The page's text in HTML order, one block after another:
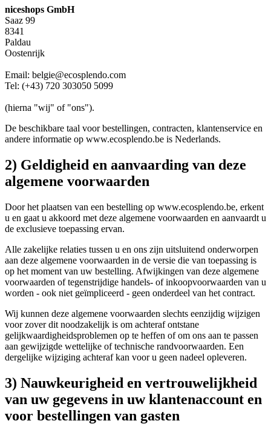
niceshops GmbH
Saaz 99
8341
Paldau
Oostenrijk
Email: belgie@ecosplendo.com
Tel: (+43) 720 303050 5099
(hierna "wij" of "ons").
De beschikbare taal voor bestellingen, contracten, klantenservice en
andere informatie op www.ecosplendo.be is Nederlands.
2) Geldigheid en aanvaarding van deze
algemene voorwaarden
Door het plaatsen van een bestelling op www.ecosplendo.be, erkent
u en gaat u akkoord met deze algemene voorwaarden en aanvaardt u
de exclusieve toepassing ervan.
Alle zakelijke relaties tussen u en ons zijn uitsluitend onderworpen
aan deze algemene voorwaarden in de versie die van toepassing is
op het moment van uw bestelling. Afwijkingen van deze algemene
voorwaarden of tegenstrijdige handels- of inkoopvoorwaarden van u
worden - ook niet geïmpliceerd - geen onderdeel van het contract.
Wij kunnen deze algemene voorwaarden slechts eenzijdig wijzigen
voor zover dit noodzakelijk is om achteraf ontstane
gelijkwaardigheidsproblemen op te heffen of om ons aan te passen
aan gewijzigde wettelijke of technische randvoorwaarden. Een
dergelijke wijziging achteraf kan voor u geen nadeel opleveren.
3) Nauwkeurigheid en vertrouwelijkheid
van uw gegevens in uw klantenaccount en
voor bestellingen van gasten